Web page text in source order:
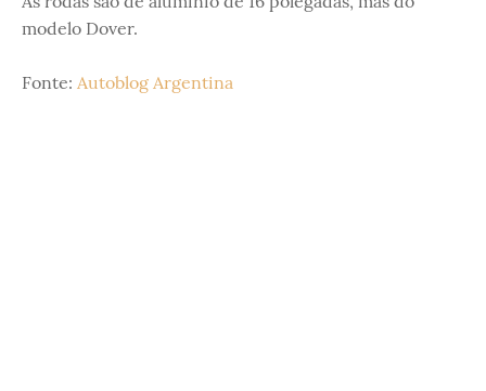
modelo Dover.
Fonte: Autoblog Argentina